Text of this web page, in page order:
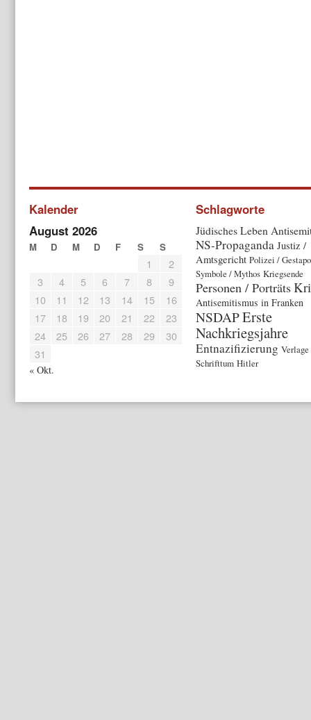
Kalender
August 2026
M D M D F S S
1
2
3
4 5 6 7 8
9
10
11 12 13 14 15
16
17
18 19 20 21 22
23
24
25 26 27 28 29
30
31
« Okt.
Schlagworte
Jüdisches Leben
NS-Propaganda Justiz /
Amtsgericht Polizei / Gestapo
Symbole / Mythos Kriegsende
Personen / Porträts
Antisemitismus in Franken
NSDAPErste
Nachkriegsjahre
Entnazifizierung
Schrifttum Hitler